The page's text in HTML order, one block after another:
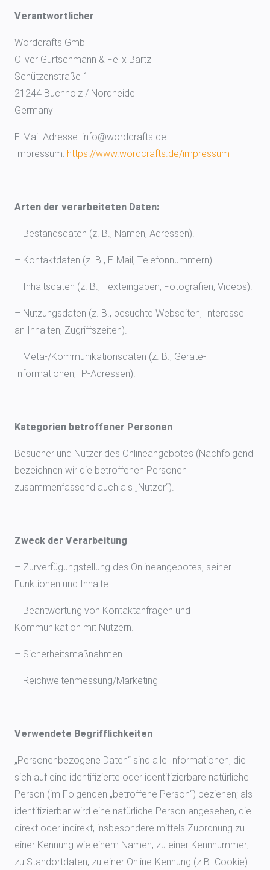
Verantwortlicher
Wordcrafts GmbH
Oliver Gurtschmann & Felix Bartz
Schützenstraße 1
21244 Buchholz / Nordheide
Germany
E-Mail-Adresse: info@wordcrafts.de
Impressum: https://www.wordcrafts.de/impressum
Arten der verarbeiteten Daten:
– Bestandsdaten (z. B., Namen, Adressen).
– Kontaktdaten (z. B., E-Mail, Telefonnummern).
– Inhaltsdaten (z. B., Texteingaben, Fotografien, Videos).
– Nutzungsdaten (z. B., besuchte Webseiten, Interesse
an Inhalten, Zugriffszeiten).
– Meta-/Kommunikationsdaten (z. B., Geräte-
Informationen, IP-Adressen).
Kategorien betroffener Personen
Besucher und Nutzer des Onlineangebotes (Nachfolgend
bezeichnen wir die betroffenen Personen
zusammenfassend auch als „Nutzer“).
Zweck der Verarbeitung
– Zurverfügungstellung des Onlineangebotes, seiner
Funktionen und Inhalte.
– Beantwortung von Kontaktanfragen und
Kommunikation mit Nutzern.
– Sicherheitsmaßnahmen.
– Reichweitenmessung/Marketing
Verwendete Begrifflichkeiten
„Personenbezogene Daten“ sind alle Informationen, die
sich auf eine identifizierte oder identifizierbare natürliche
Person (im Folgenden „betroffene Person“) beziehen; als
identifizierbar wird eine natürliche Person angesehen, die
direkt oder indirekt, insbesondere mittels Zuordnung zu
einer Kennung wie einem Namen, zu einer Kennnummer,
zu Standortdaten, zu einer Online-Kennung (z.B. Cookie)